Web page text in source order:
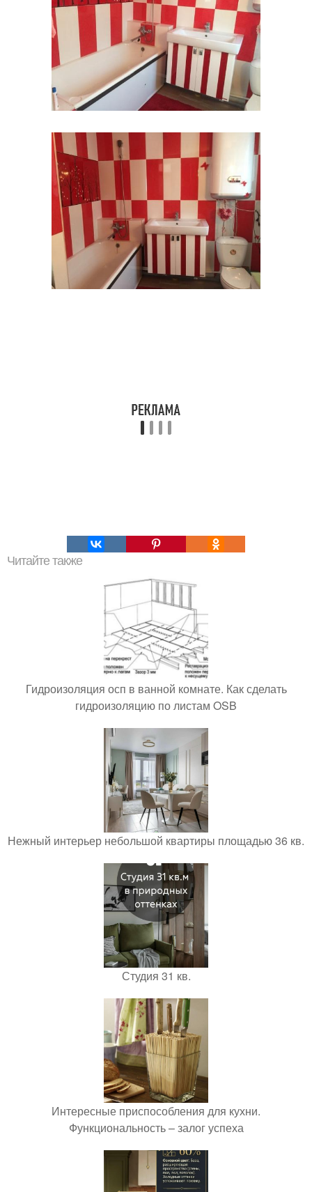
Читайте также
Гидроизоляция осп в ванной комнате. Как сделать
гидроизоляцию по листам OSB
Нежный интерьер небольшой квартиры площадью 36 кв.
Студия 31 кв.
Интересные приспособления для кухни.
Функциональность – залог успеха